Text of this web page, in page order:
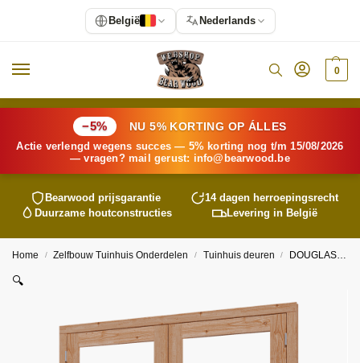
0
−5% NU 5% KORTING OP ÁLLES
Actie verlengd wegens succes — 5% korting nog t/m 15/08/2026
— vragen? mail gerust: info@ bearwood.be
Bearwood prijsgarantie
14 dagen herroepingsrecht
Duurzame houtconstructies
Levering in België
Home / Zelfbouw Tuinhuis Onderdelen / Tuinhuis deuren / DOUGLAS dubbele glasdeur H horizontaal 2x830x1942
🔍
België Nederlands